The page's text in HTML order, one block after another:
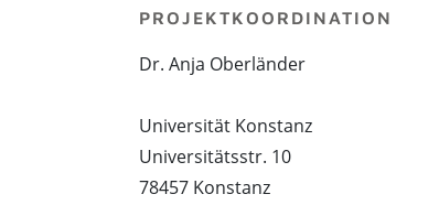
PROJEKTKOORDINATION
Dr. Anja Oberländer
Universität Konstanz
Universitätsstr. 10
78457 Konstanz